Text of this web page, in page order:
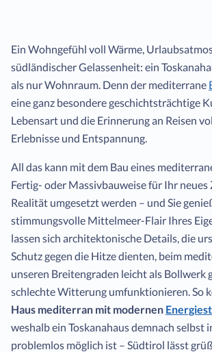
Ein Wohngefühl voll Wärme,
südländischer Gelassenheit: ein
als nur Wohnraum. Denn der mediterrane
eine ganz besondere geschichtsträchtige
Lebensart und die Erinnerung an Reisen
Erlebnisse und Entspannung.
All das kann mit dem Bau eines
Fertig- oder Massivbauweise für Ihr neues
Realität umgesetzt werden – und Sie
stimmungsvolle Mittelmeer-Flair Ihres
lassen sich architektonische Details, die
Schutz gegen die Hitze dienten, beim
unseren Breitengraden leicht als Bollwerk
schlechte Witterung umfunktionieren. So
Haus mediterran mit modernen
weshalb ein Toskanahaus demnach selbst
problemlos möglich ist – Südtirol lässt